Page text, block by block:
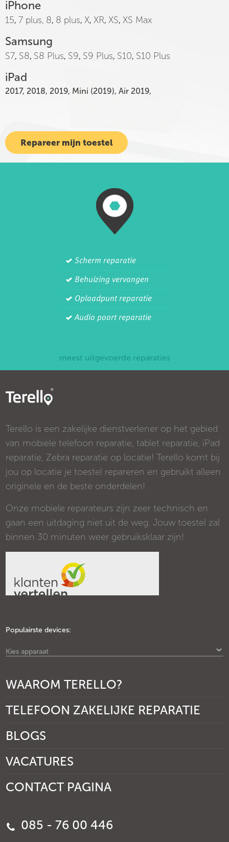
iPhone
15, 7 plus, 8, 8 plus, X, XR, XS, XS Max
Samsung
S7, S8, S8 Plus, S9, S9 Plus, S10, S10 Plus
iPad
2017, 2018, 2019, Mini (2019), Air 2019,
Repareer mijn toestel
Scherm reparatie
Behuizing vervangen
Oplaadpunt reparatie
Audio poort reparatie
meest uitgevoerde reparaties
Terello is een zakelijke dienstverlener op het gebied
van mobiele telefoon reparatie, tablet reparatie, iPad
reparatie, Zebra reparatie op locatie! Terello komt bij
jou op locatie je toestel repareren en gebruikt alleen
originele en de beste onderdelen!
Onze mobiele reparateurs zijn zeer technisch en
gaan een uitdaging niet uit de weg. Jouw toestel zal
binnen 30 minuten weer gebruiksklaar zijn!
Populairste devices:
Kies apparaat
WAAROM TERELLO?
TELEFOON ZAKELIJKE REPARATIE
BLOGS
VACATURES
CONTACT PAGINA
085 - 76 00 446